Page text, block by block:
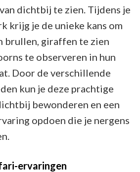
dichtbij te zien. Tijdens je
krijg je de unieke kans om
brullen, giraffen te zien
te observeren in hun
Door de verschillende
kun je deze prachtige
bewonderen en een
opdoen die je nergens
ervaringen